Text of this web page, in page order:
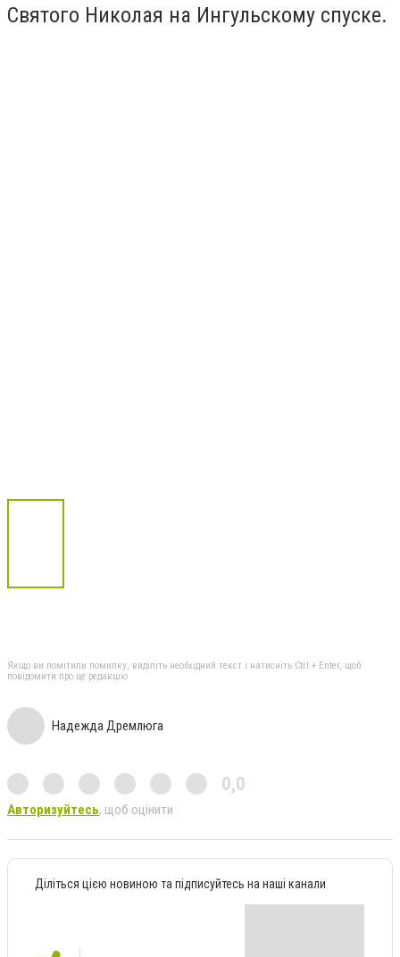
Святого Николая на Ингульскому спуске.
Якщо ви помітили помилку, виділіть необхідний текст і натисніть Ctrl + Enter, щоб
повідомити про це редакцію
Надежда Дремлюга
0,0
Авторизуйтесь, щоб оцінити
Діліться цією новиною та підписуйтесь на наші канали